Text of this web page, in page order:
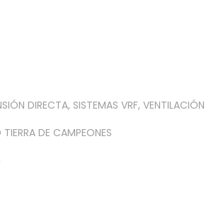
DIRECTA, SISTEMAS VRF, VENTILACIÓN
DE CAMPEONES